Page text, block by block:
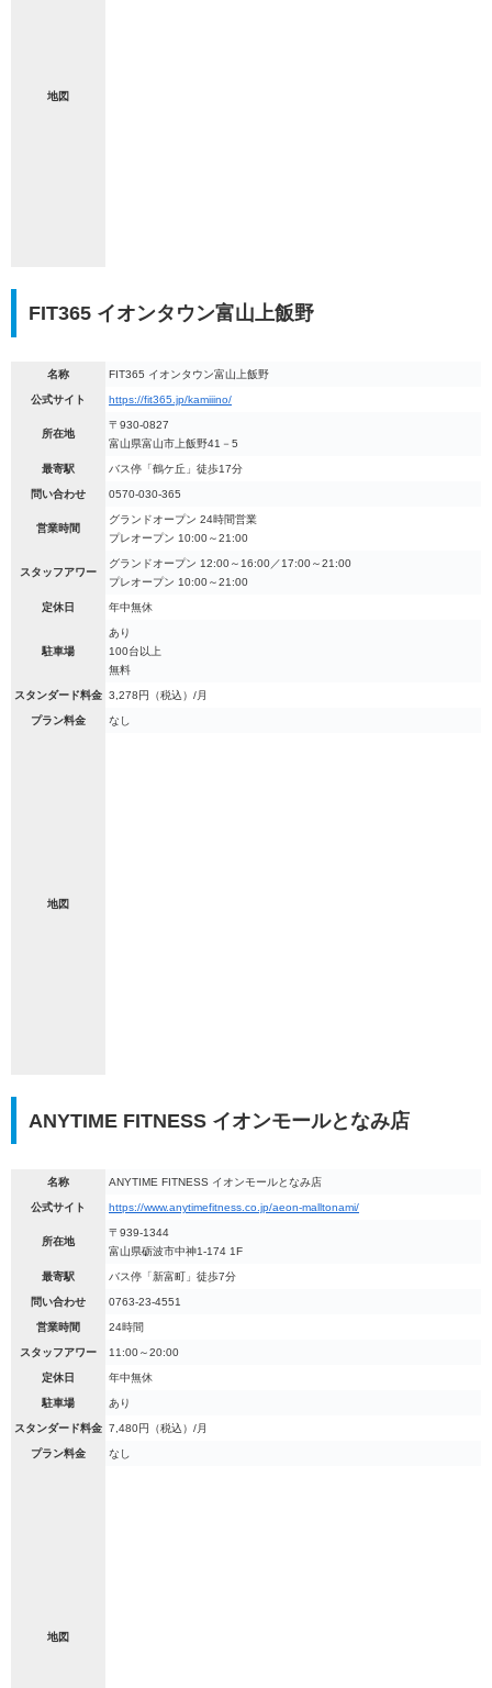
地図
FIT365 イオンタウン富山上飯野
名称 FIT365 イオンタウン富山上飯野
公式サイト https://fit365.jp/kamiiino/
所在地
〒930-0827
富山県富山市上飯野41－5
最寄駅 バス停「鶴ケ丘」徒歩17分
問い合わせ 0570-030-365
営業時間
グランドオープン 24時間営業
プレオープン 10:00～21:00
スタッフアワー
グランドオープン 12:00～16:00／17:00～21:00
プレオープン 10:00～21:00
定休日 年中無休
駐車場
あり
100台以上
無料
スタンダード料金 3,278円（税込）/月
プラン料金 なし
地図
ANYTIME FITNESS イオンモールとなみ店
名称 ANYTIME FITNESS イオンモールとなみ店
公式サイト https://www.anytimefitness.co.jp/aeon-malltonami/
所在地
〒939-1344
富山県砺波市中神1-174 1F
最寄駅 バス停「新富町」徒歩7分
問い合わせ 0763-23-4551
営業時間 24時間
スタッフアワー 11:00～20:00
定休日 年中無休
駐車場 あり
スタンダード料金 7,480円（税込）/月
プラン料金 なし
地図